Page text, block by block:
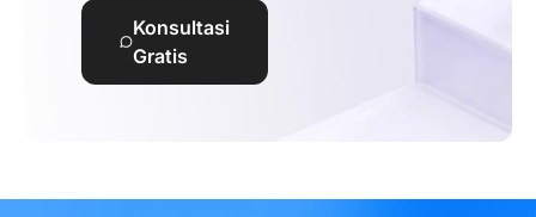
Konsultasi
Gratis